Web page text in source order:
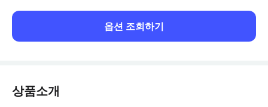
옵션 조회하기
상품소개